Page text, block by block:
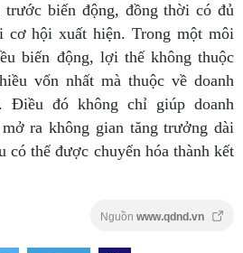
trước biến động, đồng thời có đủ
cơ hội xuất hiện. Trong một môi
biến động, lợi thế không thuộc
vốn nhất mà thuộc về doanh
Điều đó không chỉ giúp doanh
ra không gian tăng trưởng dài
có thể được chuyển hóa thành kết
Nguồn www.qdnd.vn